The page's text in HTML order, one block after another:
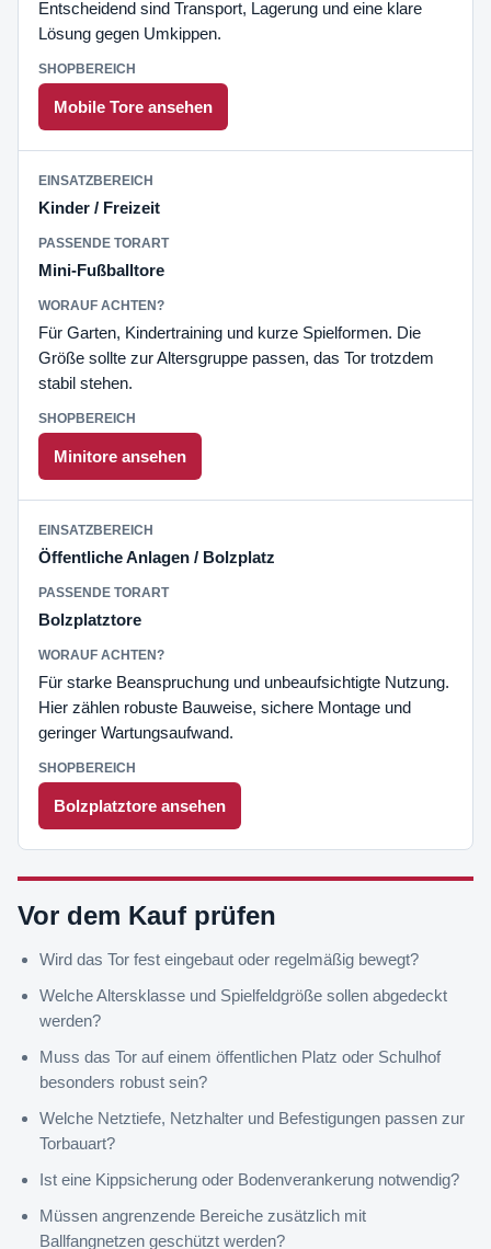
Entscheidend sind Transport, Lagerung und eine klare
Lösung gegen Umkippen.
Mobile Tore ansehen
Kinder / Freizeit
Mini-Fußballtore
Für Garten, Kindertraining und kurze Spielformen. Die
Größe sollte zur Altersgruppe passen, das Tor trotzdem
stabil stehen.
Minitore ansehen
Öffentliche Anlagen / Bolzplatz
Bolzplatztore
Für starke Beanspruchung und unbeaufsichtigte Nutzung.
Hier zählen robuste Bauweise, sichere Montage und
geringer Wartungsaufwand.
Bolzplatztore ansehen
Vor dem Kauf prüfen
Wird das Tor fest eingebaut oder regelmäßig bewegt?
Welche Altersklasse und Spielfeldgröße sollen abgedeckt
werden?
Muss das Tor auf einem öffentlichen Platz oder Schulhof
besonders robust sein?
Welche Netztiefe, Netzhalter und Befestigungen passen zur
Torbauart?
Ist eine Kippsicherung oder Bodenverankerung notwendig?
Müssen angrenzende Bereiche zusätzlich mit
Ballfangnetzen geschützt werden?